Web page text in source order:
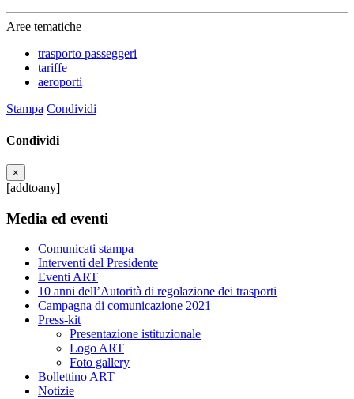
Aree tematiche
trasporto passeggeri
tariffe
aeroporti
Stampa Condividi
Condividi
×
[addtoany]
Media ed eventi
Comunicati stampa
Interventi del Presidente
Eventi ART
10 anni dell’Autorità di regolazione dei trasporti
Campagna di comunicazione 2021
Press-kit
Presentazione istituzionale
Logo ART
Foto gallery
Bollettino ART
Notizie